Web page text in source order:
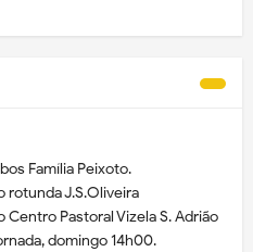
Família Peixoto.
rotunda J.S.Oliveira
Pastoral Vizela S. Adrião
domingo 14h00.